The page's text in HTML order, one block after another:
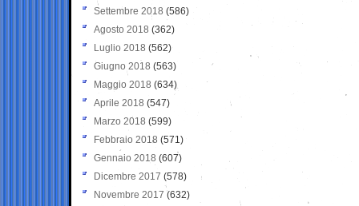
Settembre 2018 (586)
Agosto 2018 (362)
Luglio 2018 (562)
Giugno 2018 (563)
Maggio 2018 (634)
Aprile 2018 (547)
Marzo 2018 (599)
Febbraio 2018 (571)
Gennaio 2018 (607)
Dicembre 2017 (578)
Novembre 2017 (632)